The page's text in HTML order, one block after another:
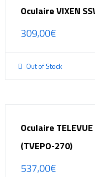
Oculaire VIXEN
309,00€
Out of Stock
Oculaire
(TVEPO-270)
537,00€